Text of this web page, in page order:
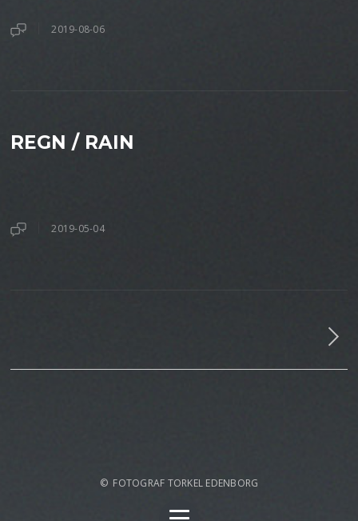
2019-08-06
REGN / RAIN
2019-05-04
© FOTOGRAF TORKEL EDENBORG